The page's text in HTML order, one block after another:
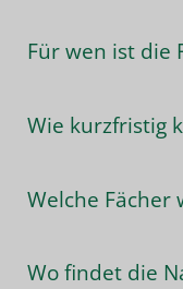
Für wen ist die
Wie kurzfristig
Welche Fächer
Wo findet die